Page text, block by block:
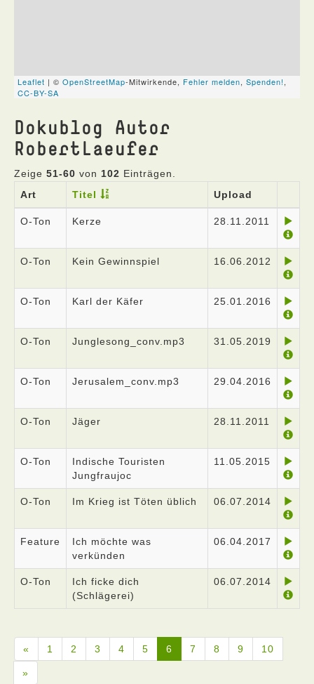
Dokublog Autor
RobertLaeufer
Zeige 51-60 von 102 Einträgen.
Art
Titel Upload
O-Ton Kerze 28.11.2011
O-Ton Kein Gewinnspiel 16.06.2012
O-Ton Karl der Käfer 25.01.2016
O-Ton Junglesong_conv.mp3 31.05.2019
O-Ton Jerusalem_conv.mp3 29.04.2016
O-Ton Jäger 28.11.2011
O-Ton
Indische Touristen
Jungfraujoc
11.05.2015
O-Ton Im Krieg ist Töten üblich 06.07.2014
Feature
Ich möchte was
verkünden
06.04.2017
O-Ton
Ich ficke dich
(Schlägerei)
06.07.2014
« 1 2 3 4 5 6 7 8 9 10
»